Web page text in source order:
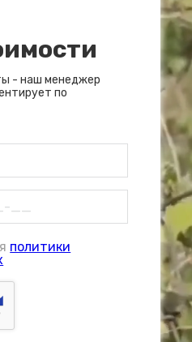
- наш менеджер
по
политики